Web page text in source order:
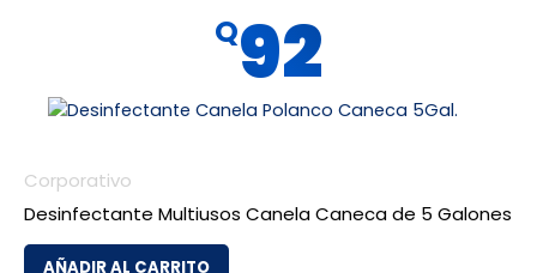
Corporativo
Desinfectante Multiusos Canela Caneca de 5 Galones
Q92
AÑADIR AL CARRITO